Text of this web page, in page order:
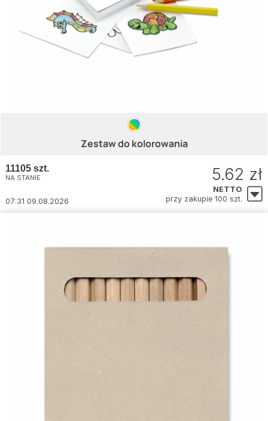
Zestaw do kolorowania
11105 szt.
NA STANIE
07:31 09.08.2026
5.62 zł
NETTO
przy zakupie 100 szt.